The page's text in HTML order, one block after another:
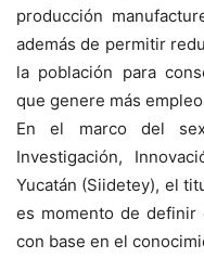
producción
además de permitir
la población para
que genere más
En el marco del
Investigación,
Yucatán (Siidetey), el
es momento de definir
con base en el